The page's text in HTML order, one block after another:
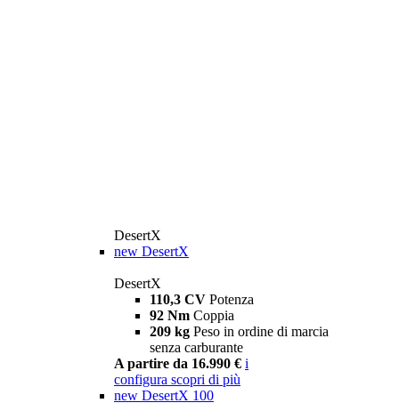
DesertX
new DesertX
DesertX
110,3 CV Potenza
92 Nm Coppia
209 kg Peso in ordine di marcia
senza carburante
A partire da 16.990 € i
configura scopri di più
new DesertX 100